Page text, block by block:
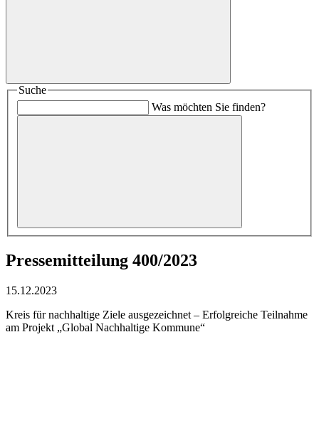
Suche
Was möchten Sie finden?
Pressemitteilung 400/2023
15.12.2023
Kreis für nachhaltige Ziele ausgezeichnet – Erfolgreiche Teilnahme
am Projekt „Global Nachhaltige Kommune“